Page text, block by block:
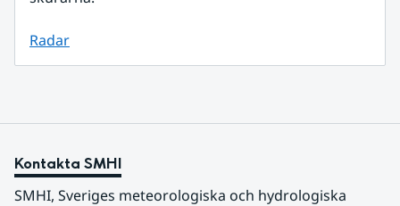
Radar
Kontakta SMHI
SMHI, Sveriges meteorologiska och hydrologiska